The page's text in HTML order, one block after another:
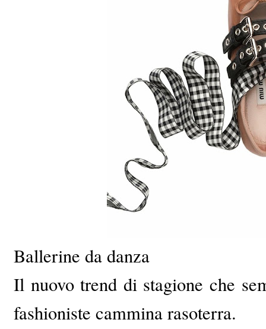
Ballerine da danza
Il nuovo trend di stagione che
fashioniste cammina rasoterra.